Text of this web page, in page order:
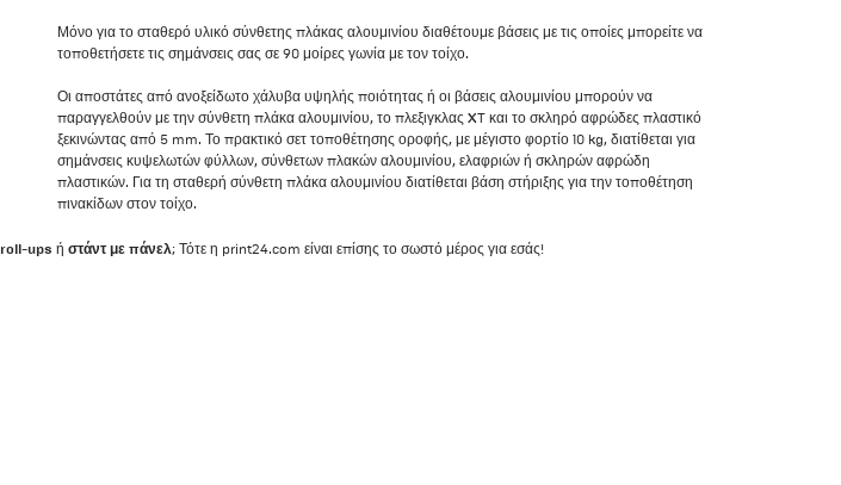
Μόνο για το σταθερό υλικό σύνθετης πλάκας αλουμινίου διαθέτουμε βάσεις με τις οποίες μπορείτε να
τοποθετήσετε τις σημάνσεις σας σε 90 μοίρες γωνία με τον τοίχο.
Οι αποστάτες από ανοξείδωτο χάλυβα υψηλής ποιότητας ή οι βάσεις αλουμινίου μπορούν να
παραγγελθούν με την σύνθετη πλάκα αλουμινίου, το πλεξιγκλας XT και το σκληρό αφρώδες πλαστικό
ξεκινώντας από 5 mm. Το πρακτικό σετ τοποθέτησης οροφής, με μέγιστο φορτίο 10 kg, διατίθεται για
σημάνσεις κυψελωτών φύλλων, σύνθετων πλακών αλουμινίου, ελαφριών ή σκληρών αφρώδη
πλαστικών. Για τη σταθερή σύνθετη πλάκα αλουμινίου διατίθεται βάση στήριξης για την τοποθέτηση
πινακίδων στον τοίχο.
roll-ups ήστάντ με πάνελ; Τότε η print24.com είναι επίσης το σωστό μέρος για εσάς!